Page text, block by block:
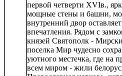
первой четверти XVIв.,
мощные стены и башни,
внутренний двор
впечатления. Рядом с
князей Святополк -
поселка Мир чудесно
уютного местечка, где на
всем миром - жили